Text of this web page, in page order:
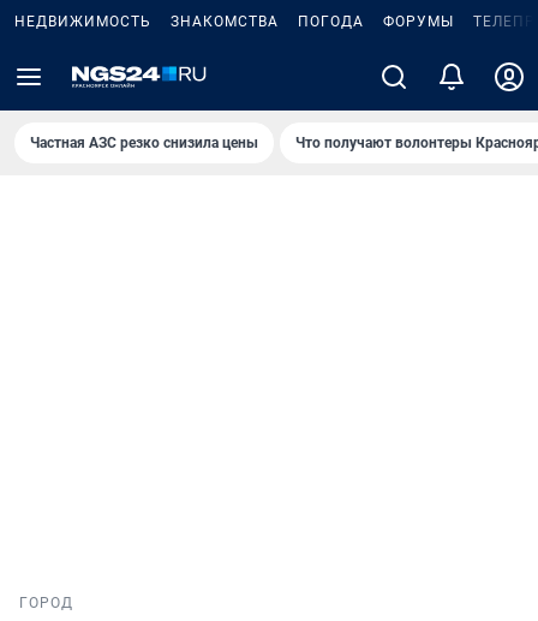
НЕДВИЖИМОСТЬ ЗНАКОМСТВА ПОГОДА ФОРУМЫ
Частная АЗС резко снизила цены Что получают волонтеры
ГОРОД